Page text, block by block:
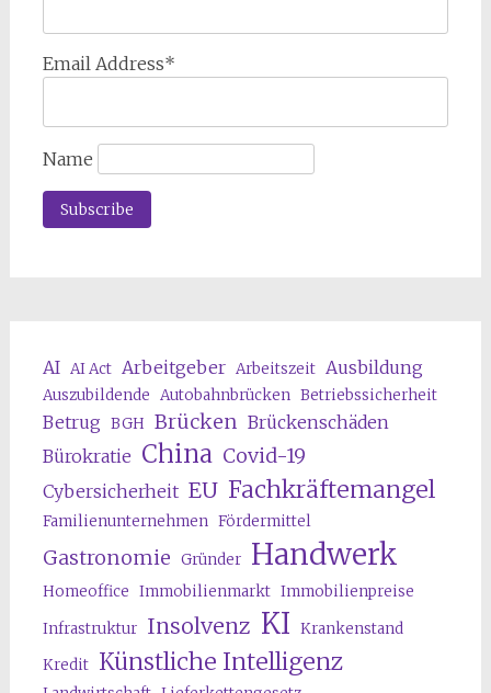
Email Address*
Name
AI AI Act Arbeitgeber Arbeitszeit Ausbildung
Auszubildende Autobahnbrücken Betriebssicherheit
Betrug BGH Brücken Brückenschäden
Bürokratie China Covid-19
Cybersicherheit EU Fachkräftemangel
Familienunternehmen Fördermittel
Gastronomie Gründer Handwerk
Homeoffice Immobilienmarkt Immobilienpreise
Infrastruktur Insolvenz KI Krankenstand
Kredit Künstliche Intelligenz